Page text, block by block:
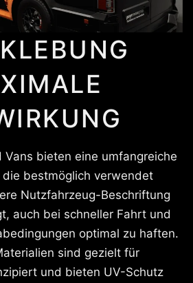
Vans bieten eine umfangreiche
bestmöglich verwendet
Nutzfahrzeug-Beschriftung
auch bei schneller Fahrt und
optimal zu haften.
sind gezielt für
und bieten UV-Schutz